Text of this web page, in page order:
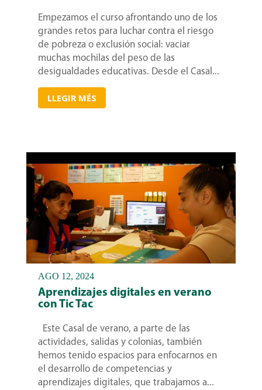
Empezamos el curso afrontando uno de los
grandes retos para luchar contra el riesgo
de pobreza o exclusión social: vaciar
muchas mochilas del peso de las
desigualdades educativas. Desde el Casal...
LLEGIR MÉS
Aprendizajes digitales en verano
con Tic Tac
Este Casal de verano, a parte de las
actividades, salidas y colonias, también
hemos tenido espacios para enfocarnos en
el desarrollo de competencias y
aprendizajes digitales, que trabajamos a...
AGO 12, 2024